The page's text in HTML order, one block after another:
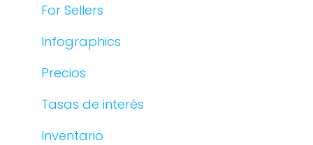
For Sellers
Infographics
Precios
Tasas de interés
Inventario